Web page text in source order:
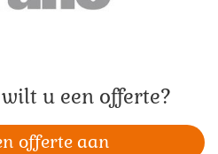
u een offerte?
offerte aan